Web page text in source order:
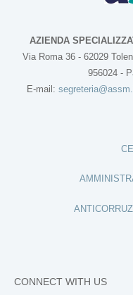
AZIENDA
Via Roma 36 - 62029
956024 -
E-mail:
CONNECT WITH US